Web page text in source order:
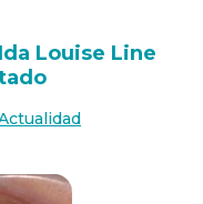
Louise Line